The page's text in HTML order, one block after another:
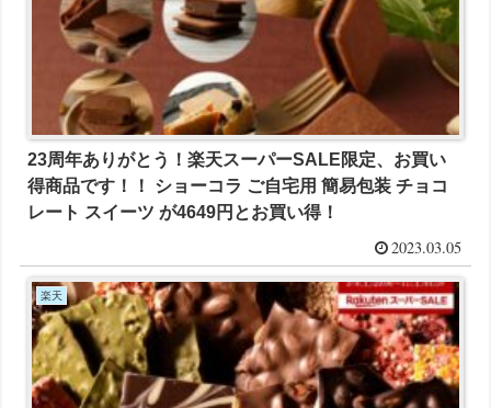
23周年ありがとう！楽天スーパーSALE限定、お買い
得商品です！！ ショーコラ ご自宅用 簡易包装 チョコ
レート スイーツ が4649円とお買い得！
2023.03.05
楽天